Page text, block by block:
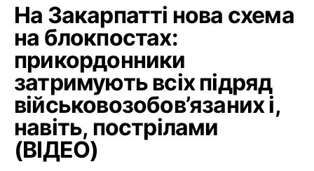
На Закарпатті нова схема
на блокпостах:
прикордонники
затримують всіх підряд
військовозобов’язаних і,
навіть, пострілами
(ВІДЕО)